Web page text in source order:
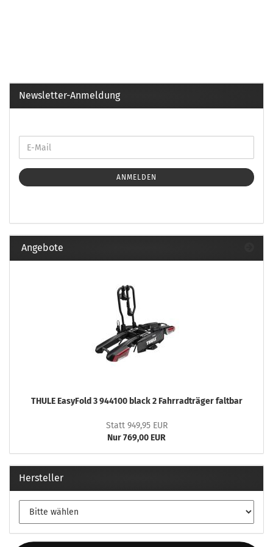
Newsletter-Anmeldung
ANMELDEN
Angebote
THULE EasyFold 3 944100 black 2 Fahrradträger faltbar
Statt 949,95 EUR
Nur 769,00 EUR
Hersteller